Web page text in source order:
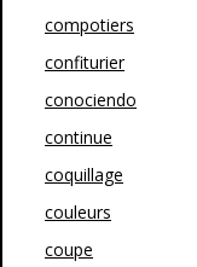
compotiers
confiturier
conociendo
continue
coquillage
couleurs
coupe